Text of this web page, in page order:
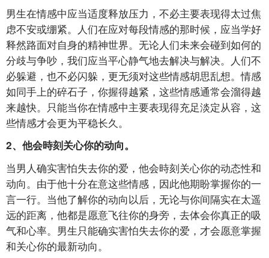
男生在情感中应当适度释放压力，不必主要表现得太过焦
虑不安或绷紧。人们在应对每段情感的那时候，应当学好
释然路面对自身的精神世界。无论人们未来会碰到如何的
分歧与争吵，我们应当平心静气地去解决与解决。人们不
必躲避，也不必闪躲，更无须对这些情感胡思乱想。情感
如同手上的碎石子，你握得越紧，这些情感通常会溜得越
来越快。只能当你在情感中主要表现得充足淡定从容，这
些情感才会更为平稳长久。
2、他会時刻关心你的动向。
当男人确实害怕失去你的爱，他会時刻关心你的动态性和
动向。由于他十分在意这些情感，因此他期盼掌握你的一
言一行。当他了解你的动向以后，无论与你间隔实在太遥
远的距离，他都是愿意飞往你的身旁，去体会你真正的吸
气和心率。男生只能确实害怕失去你的爱，才会愿意掌握
和关心你的最新动向。